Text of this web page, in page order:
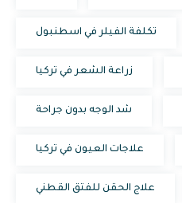
تكلفة الفيلر في اسطنبول
زراعة الشعر في تركيا
شد الوجه بدون جراحة
علاجات العيون في تركيا
علاج الحقن للفتق القطني